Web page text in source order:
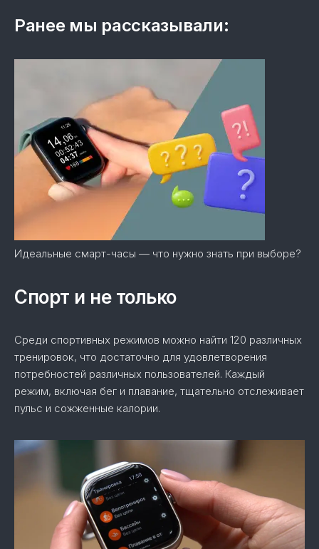
Ранее мы рассказывали:
Идеальные смарт-часы — что нужно знать при выборе?
Спорт и не только
Среди спортивных режимов можно найти 120 различных
тренировок, что достаточно для удовлетворения
потребностей различных пользователей. Каждый
режим, включая бег и плавание, тщательно отслеживает
пульс и сожженные калории.